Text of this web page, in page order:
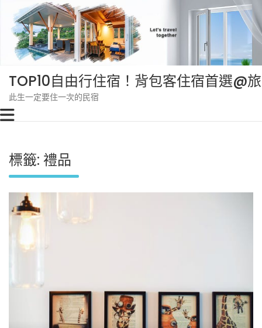
content
TOP10自由行住宿！背包客住宿首選@
此生一定要住一次的民宿
標籤: 禮品